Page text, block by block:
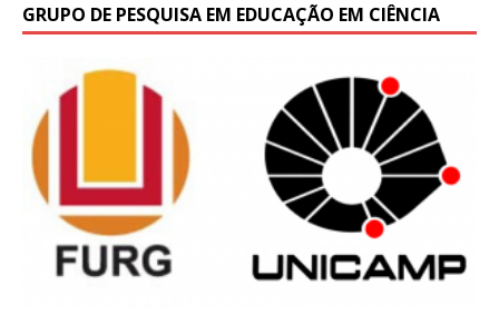
GRUPO DE PESQUISA EM EDUCAÇÃO EM CIÊNCIA